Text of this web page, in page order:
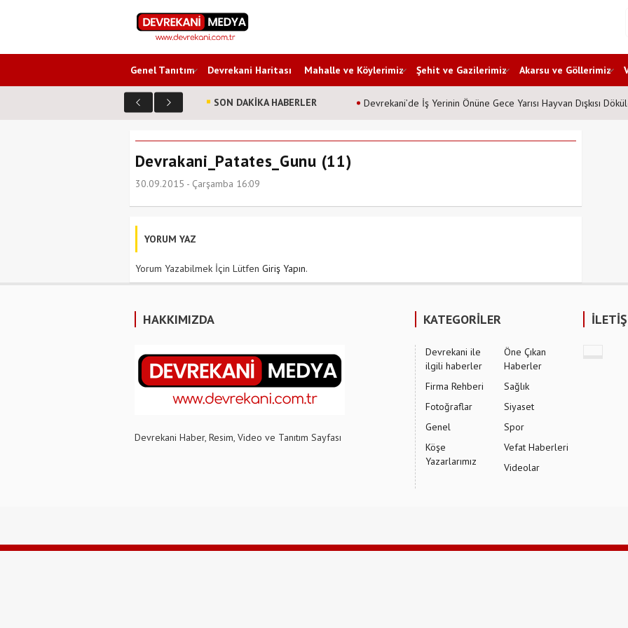
Genel Tanıtım Devrekani Haritası Mahalle ve Köylerimiz Şehit ve Gazilerimiz Akarsu ve Göllerimiz
SON DAKİKA HABERLER Devrekani’de İş Yerinin Önüne Gece Yarısı Hayvan Dışkısı
Devrakani_Patates_Gunu (11)
30.09.2015 - Çarşamba 16:09
YORUM YAZ
Yorum Yazabilmek İçin Lütfen Giriş Yapın.
HAKKIMIZDA
Devrekani Haber, Resim, Video ve Tanıtım Sayfası
KATEGORİLER
Devrekani ile
ilgili haberler
Firma Rehberi
Fotoğraflar
Genel
Köşe
Yazarlarımız
Öne Çıkan
Haberler
Sağlık
Siyaset
Spor
Vefat Haberleri
Videolar